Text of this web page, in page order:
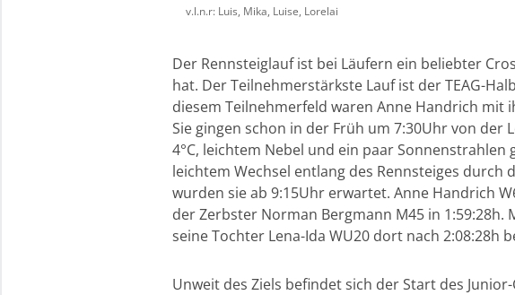
v.l.n.r: Luis, Mika, Luise, Lorelai
Der Rennsteiglauf ist bei Läufern ein beliebter
hat. Der Teilnehmerstärkste Lauf ist der TEAG-
diesem Teilnehmerfeld waren Anne Handrich mit
Sie gingen schon in der Früh um 7:30Uhr von der
4°C, leichtem Nebel und ein paar
leichtem Wechsel entlang des Rennsteiges
wurden sie ab 9:15Uhr erwartet. Anne Handrich
der Zerbster Norman Bergmann M45 in
seine Tochter Lena-Ida WU20 dort nach 2:08:28h
Unweit des Ziels befindet sich der Start des